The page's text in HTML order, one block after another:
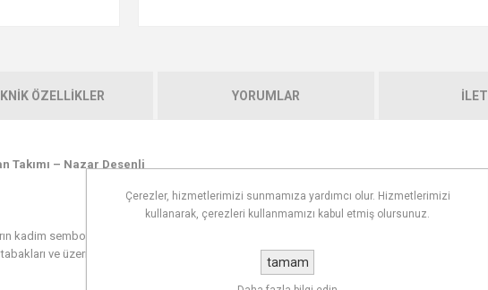
ÖZELLIKLER YORUMLAR
Takımı – Nazar Desenli
kadim sembolünü taşıyan bu özel fincan takımı, kahve keyfinizi korumaya alıyor. Güral
ve üzerindeki pozitif mesajlarla günlük rutinleri pozitif enerjiyle süslüyor.
Çerezler, hizmetlerimizi sunmamıza yardımcı olur. Hizmetlerimizi
kullanarak, çerezleri kullanmamızı kabul etmiş olursunuz.
tamam